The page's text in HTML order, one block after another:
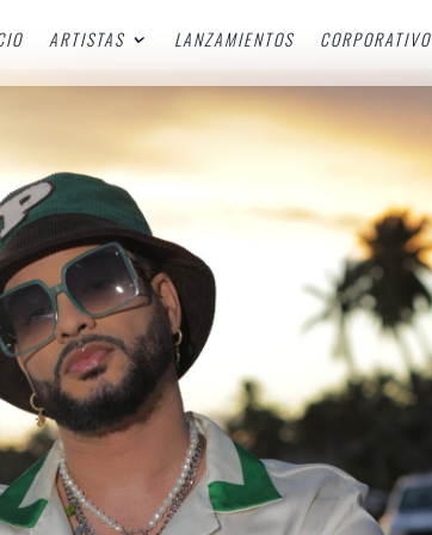
ARTISTAS LANZAMIENTOS CORPORATIVO